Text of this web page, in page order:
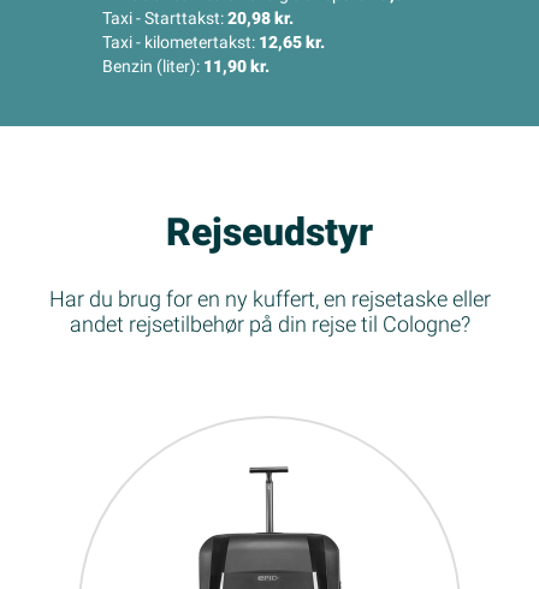
Taxi - Starttakst:20,98 kr.
Taxi - kilometertakst: 12,65 kr.
Benzin (liter): 11,90 kr.
Rejseudstyr
Har du brug for en ny kuffert, en rejsetaske eller
andet rejsetilbehør på din rejse til Cologne?